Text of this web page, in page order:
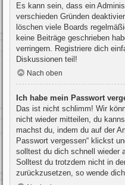
Es kann sein, dass ein
verschieden Gründen
löschen viele Boards
keine Beiträge geschrieben
verringern. Registriere dich
Diskussionen teil!
Nach oben
Ich habe mein Passwort
Das ist nicht schlimm! Wir
nicht wieder mitteilen, du
machst du, indem du auf der
Passwort vergessen“ klickst
solltest du dich schnell wieder
Solltest du trotzdem nicht in
zurückzusetzen, so wende